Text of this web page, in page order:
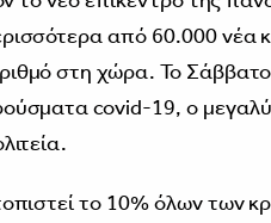
από 60.000 νέα
στη χώρα. Το
covid-19, ο
το 10% όλων των